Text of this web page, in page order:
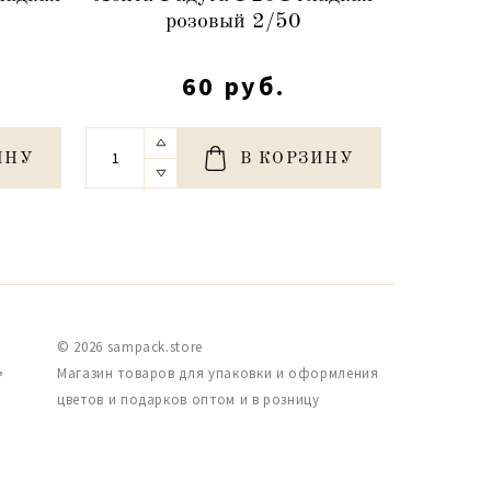
розовый 2/50
60 руб.
В КОРЗИНУ
© 2026 sampack.store
Магазин товаров для упаковки и оформления
цветов и подарков оптом и в розницу